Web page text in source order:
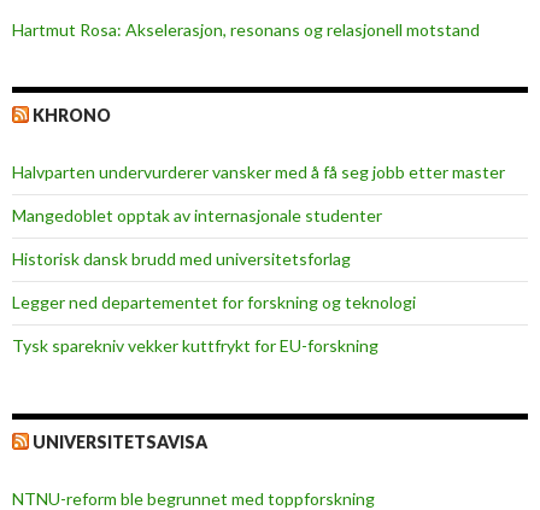
Hartmut Rosa: Akselerasjon, resonans og relasjonell motstand
KHRONO
Halvparten undervurderer vansker med å få seg jobb etter master
Mangedoblet opptak av internasjonale studenter
Historisk dansk brudd med universitetsforlag
Legger ned departementet for forskning og teknologi
Tysk sparekniv vekker kuttfrykt for EU-forskning
UNIVERSITETSAVISA
NTNU-reform ble begrunnet med toppforskning